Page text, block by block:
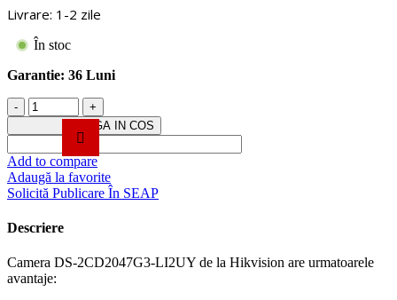
Livrare: 1-2 zile
În stoc
Garantie: 36 Luni
Cantitate
Camera
IP
4MP,
lentila
2.8mm,
IR
WL
ColorVu3,
2xMic
ADAUGA IN COS
Add to compare
Adaugă la favorite
Solicită Publicare În SEAP
Descriere
Camera DS-2CD2047G3-LI2UY de la Hikvision are urmatoarele
avantaje: